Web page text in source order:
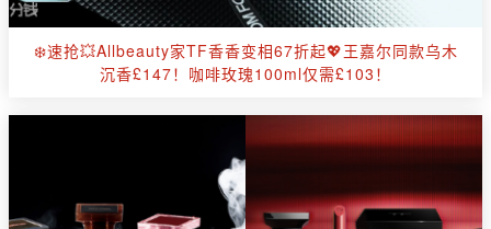
❄️速抢💥Allbeauty家TF香香变相67折起💖王嘉尔同款乌木
沉香£147！咖啡玫瑰100ml仅需£103！